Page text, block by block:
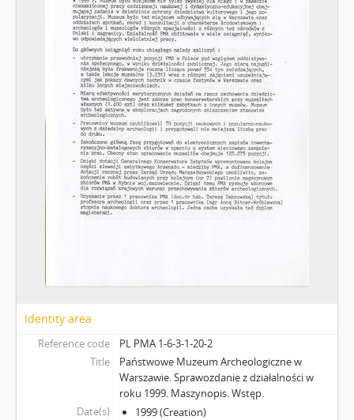
Identity area
Reference code
PL PMA 1-6-3-1-20-2
Title
Państwowe Muzeum Archeologiczne w
Warszawie. Sprawozdanie z działalności w
roku 1999. Maszynopis. Wstęp.
Date(s)
1999 (Creation)